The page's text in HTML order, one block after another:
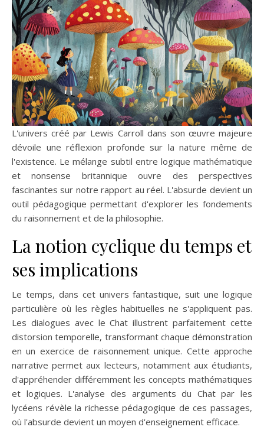
L'univers créé par Lewis Carroll dans son œuvre majeure
dévoile une réflexion profonde sur la nature même de
l'existence. Le mélange subtil entre logique mathématique
et nonsense britannique ouvre des perspectives
fascinantes sur notre rapport au réel. L'absurde devient un
outil pédagogique permettant d'explorer les fondements
du raisonnement et de la philosophie.
La notion cyclique du temps et
ses implications
Le temps, dans cet univers fantastique, suit une logique
particulière où les règles habituelles ne s'appliquent pas.
Les dialogues avec le Chat illustrent parfaitement cette
distorsion temporelle, transformant chaque démonstration
en un exercice de raisonnement unique. Cette approche
narrative permet aux lecteurs, notamment aux étudiants,
d'appréhender différemment les concepts mathématiques
et logiques. L'analyse des arguments du Chat par les
lycéens révèle la richesse pédagogique de ces passages,
où l'absurde devient un moyen d'enseignement efficace.